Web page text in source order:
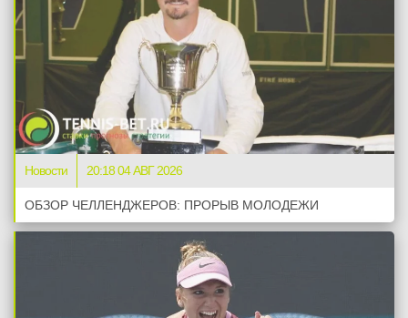
Новости 20:18 04 АВГ 2026
ОБЗОР ЧЕЛЛЕНДЖЕРОВ: ПРОРЫВ МОЛОДЕЖИ